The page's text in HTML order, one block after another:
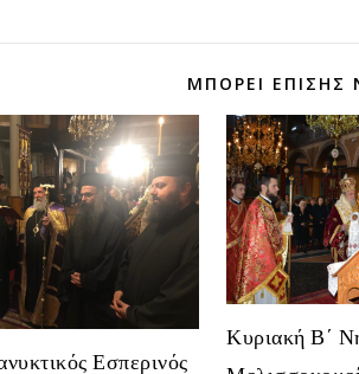
ΜΠΟΡΕΊ ΕΠΊΣΗΣ
Εσπερινός
Κυριακή Β΄